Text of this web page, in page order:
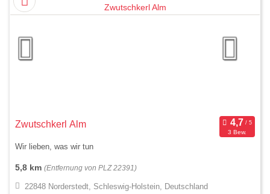
Zwutschkerl Alm
3 Bew.
Wir lieben, was wir tun
5,8 km (Entfernung von PLZ 22391)
22848 Norderstedt, Schleswig-Holstein, Deutschland